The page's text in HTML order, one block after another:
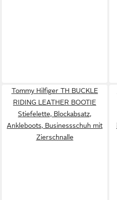
Tommy Hilfiger TH BUCKLE
RIDING LEATHER BOOTIE
Stiefelette, Blockabsatz,
Ankleboots, Businessschuh mit
Zierschnalle